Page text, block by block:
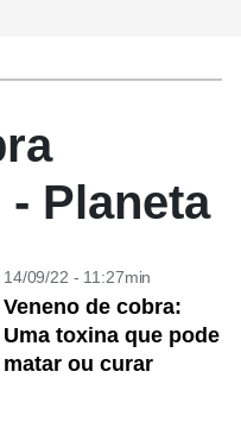
Planeta
14/09/22 - 11:27min
Veneno de cobra:
Uma toxina que pode
matar ou curar